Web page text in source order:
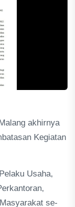
akhirnya
Kegiatan
Usaha,
se-